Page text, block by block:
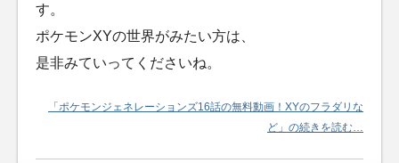
す。
ポケモンXYの世界がみたい方は、
是非みていってくださいね。
「ポケモンジェネレーションズ16話の無料動画！XYのフラダリな
ど」の続きを読む…